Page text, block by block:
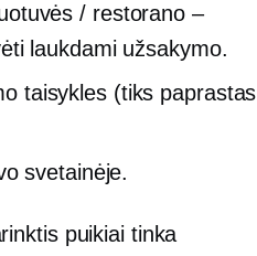
/ restorano –
laukdami užsakymo.
taisykles (tiks paprastas
svetainėje.
puikiai tinka